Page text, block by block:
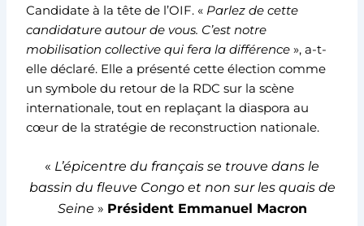
Candidate à la tête de l’OIF. « Parlez de cette
candidature autour de vous. C’est notre
mobilisation collective qui fera la différence », a-t-
elle déclaré. Elle a présenté cette élection comme
un symbole du retour de la RDC sur la scène
internationale, tout en replaçant la diaspora au
cœur de la stratégie de reconstruction nationale.
« L’épicentre du français se trouve dans le
bassin du fleuve Congo et non sur les quais de
Seine » Président Emmanuel Macron